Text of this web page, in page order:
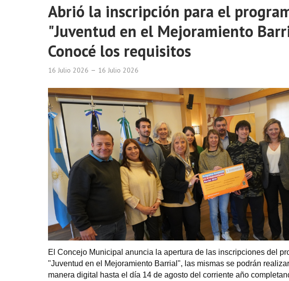
Abrió la inscripción para el
"Juventud en el Mejoramiento
Conocé los requisitos
16 Julio 2026 16 Julio 2026
El Concejo Municipal anuncia la apertura de las inscripciones del
"Juventud en el Mejoramiento Barrial", las mismas se podrán
manera digital hasta el día 14 de agosto del corriente año